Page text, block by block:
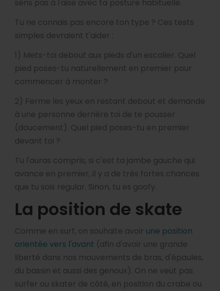
sens pas à l'aise avec ta posture habituelle.
Tu ne connais pas encore ton type ? Ces tests
simples devraient t'aider :
1) Mets-toi debout aux pieds d'un escalier. Quel
pied poses-tu naturellement en premier pour
commencer à monter ?
2) Ferme les yeux en restant debout et demande
à une personne derrière toi de te pousser
(doucement). Quel pied poses-tu en premier
devant toi ?
Tu l'auras compris, si c'est ta jambe gauche qui
avance en premier, il y a de très fortes chances
que tu sois regular. Sinon, tu es goofy.
La position de skate
Comme en surf, on souhaite avoir une position
orientée vers l'avant (afin d'avoir une grande
liberté dans nos mouvements de bras, d'épaules,
du bassin et aussi des genoux). On ne veut pas
surfer ou skater de côté, en position du crabe ou